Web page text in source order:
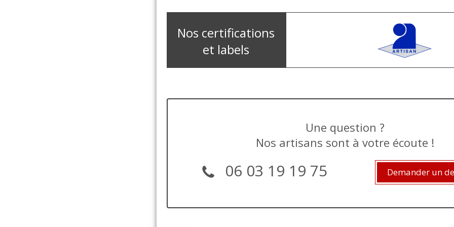
Nos certifications
et labels
Une question ?
Nos artisans sont à votre écoute !
06 03 19 19 75 Demander un